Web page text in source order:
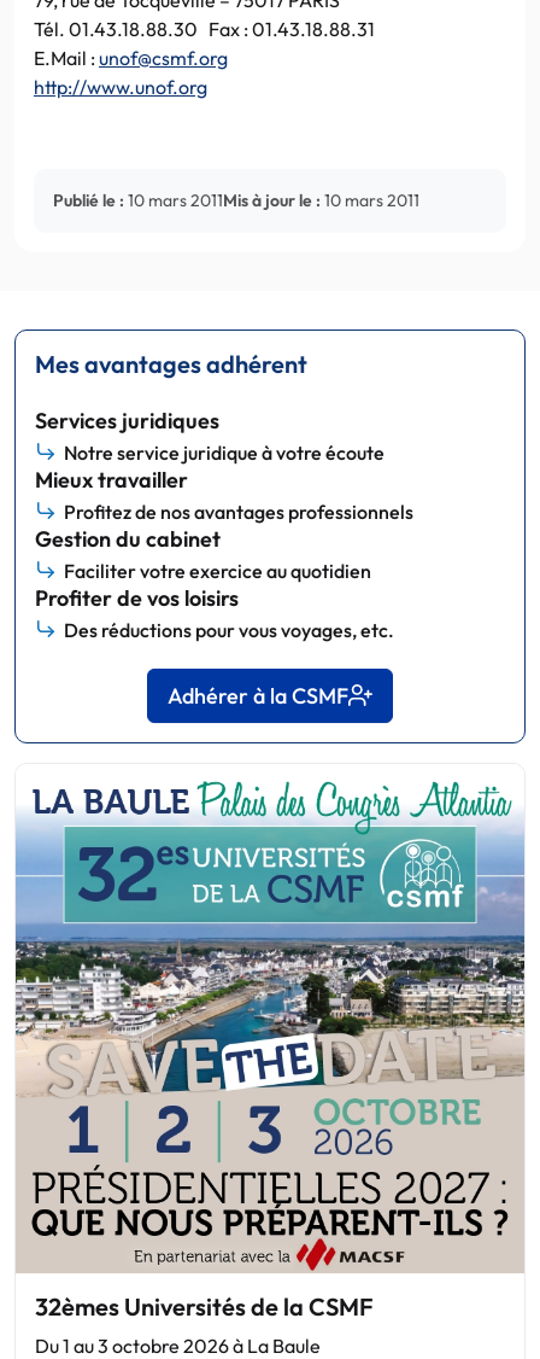
Tél. 01.43.18.88.30 Fax : 01.43.18.88.31
E.Mail :unof@csmf.org
http://www.unof.org
Publié le : 10 mars 2011Mis à jour le : 10 mars 2011
Mes avantages adhérent
Services juridiques
Notre service juridique à votre écoute
Mieux travailler
Profitez de nos avantages professionnels
Gestion du cabinet
Faciliter votre exercice au quotidien
Profiter de vos loisirs
Des réductions pour vous voyages, etc.
Adhérer à la CSMF
32èmes Universités de la CSMF
Du 1 au 3 octobre 2026 à La Baule